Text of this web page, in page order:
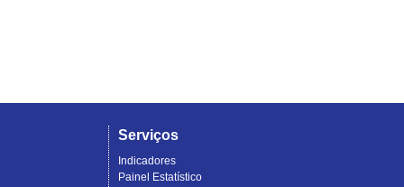
Serviços
Indicadores
Painel Estatístico